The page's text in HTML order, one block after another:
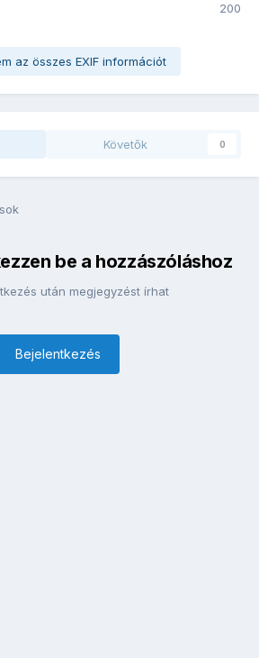
200
az összes EXIF információt
Követők 0
be a hozzászóláshoz
után megjegyzést írhat
Bejelentkezés